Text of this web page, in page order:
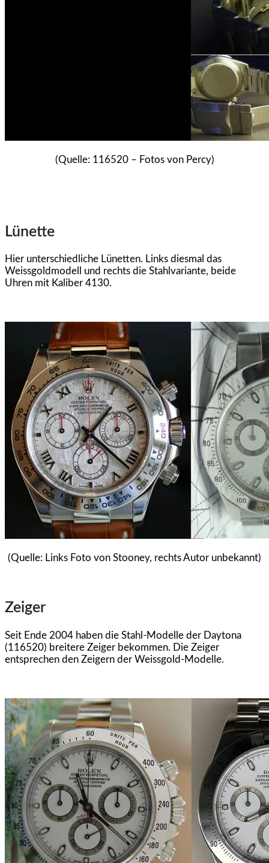
(Quelle: 116520 – Fotos von Percy)
Lünette
Hier unterschiedliche Lünetten. Links diesmal das
Weissgoldmodell und rechts die Stahlvariante, beide
Uhren mit Kaliber 4130.
(Quelle: Links Foto von Stooney, rechts Autor unbekannt)
Zeiger
Seit Ende 2004 haben die Stahl-Modelle der Daytona
(116520) breitere Zeiger bekommen. Die Zeiger
entsprechen den Zeigern der Weissgold-Modelle.